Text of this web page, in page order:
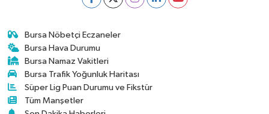
Bursa Nöbetçi Eczaneler
Bursa Hava Durumu
Bursa Namaz Vakitleri
Bursa Trafik Yoğunluk Haritası
Süper Lig Puan Durumu ve Fikstür
Tüm Manşetler